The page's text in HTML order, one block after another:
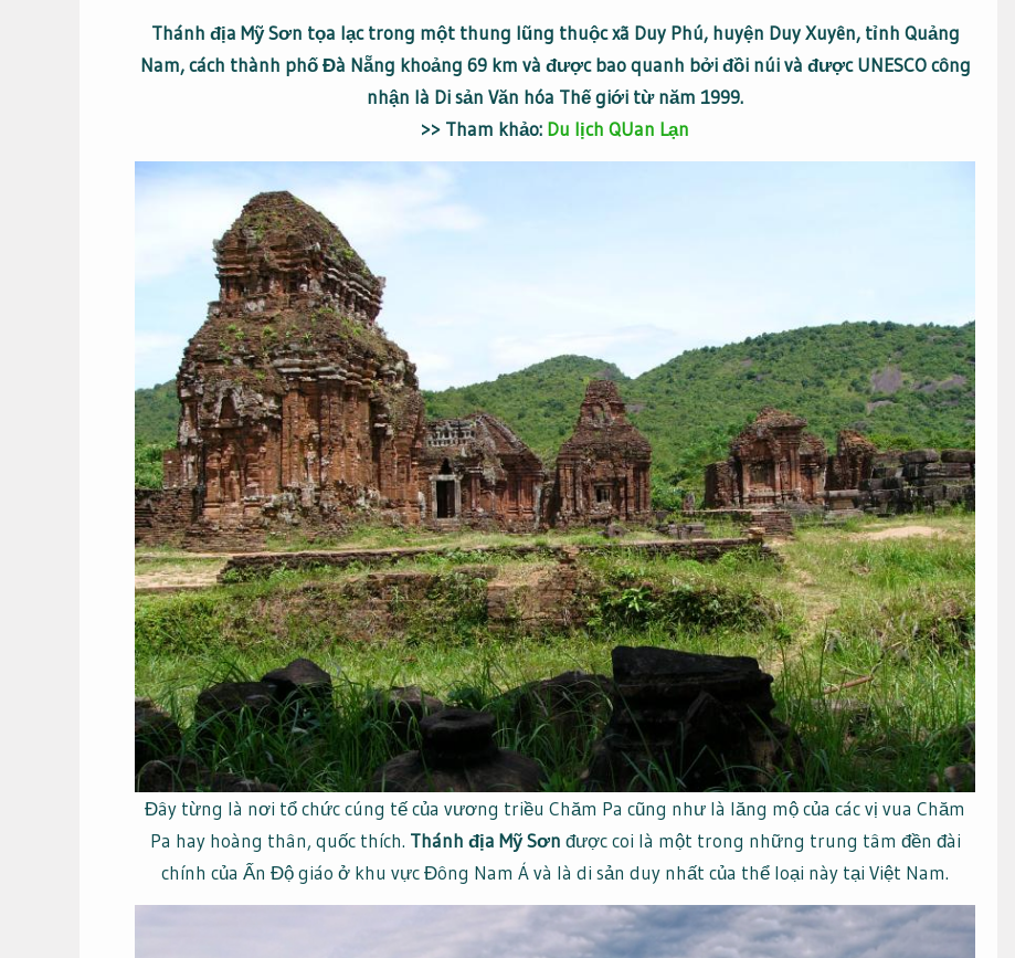
Thánh địa Mỹ Sơn tọa lạc trong một thung lũng thuộc xã Duy Phú, huyện Duy Xuyên, tỉnh Quảng
Nam, cách thành phố Đà Nẵng khoảng 69 km và được bao quanh bởi đồi núi và được UNESCO công
nhận là Di sản Văn hóa Thế giới từ năm 1999.
>> Tham khảo: Du lịch QUan Lạn
Đây từng là nơi tổ chức cúng tế của vương triều Chăm Pa cũng như là lăng mộ của các vị vua Chăm
Pa hay hoàng thân, quốc thích. Thánh địa Mỹ Sơn được coi là một trong những trung tâm đền đài
chính của Ấn Độ giáo ở khu vực Đông Nam Á và là di sản duy nhất của thể loại này tại Việt Nam.